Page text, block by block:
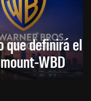
que definirá el
WBD